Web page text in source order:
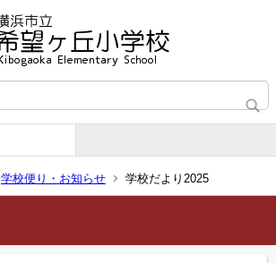
学校便り・お知らせ 学校だより2025